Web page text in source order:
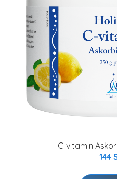
C-vitamin
144